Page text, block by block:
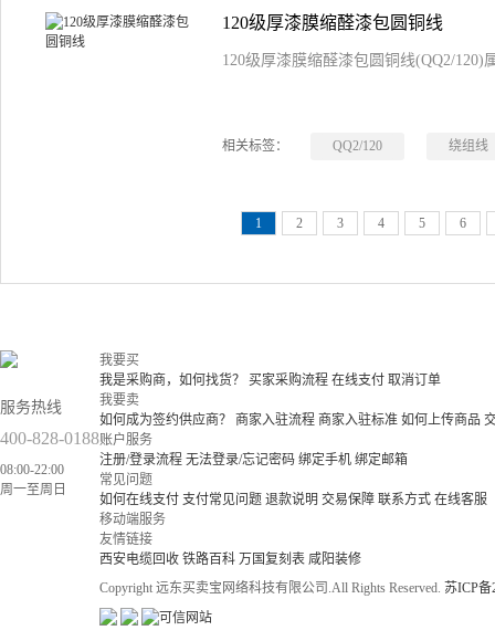
120级厚漆膜缩醛漆包圆铜线
120级厚漆膜缩醛漆包圆铜线(QQ2/120)
相关标签： QQ2/120 绕组线
1 2 3 4 5 6
服务热线
400-828-0188
08:00-22:00
周一至周日
我要买
我是采购商，如何找货？
买家采购流程 在线支付 取消订单
我要卖
如何成为签约供应商？
商家入驻流程 商家入驻标准 如何上传商品
账户服务
注册/登录流程 无法登录/忘记密码 绑定手机 绑定邮箱
常见问题
如何在线支付 支付常见问题 退款说明 交易保障 联系方式 在线客服
移动端服务
友情链接
西安电缆回收 铁路百科 万国复刻表 咸阳装修
Copyright 远东买卖宝网络科技有限公司.All Rights Reserved. 苏ICP备